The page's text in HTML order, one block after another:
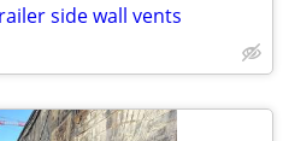
side wall vents